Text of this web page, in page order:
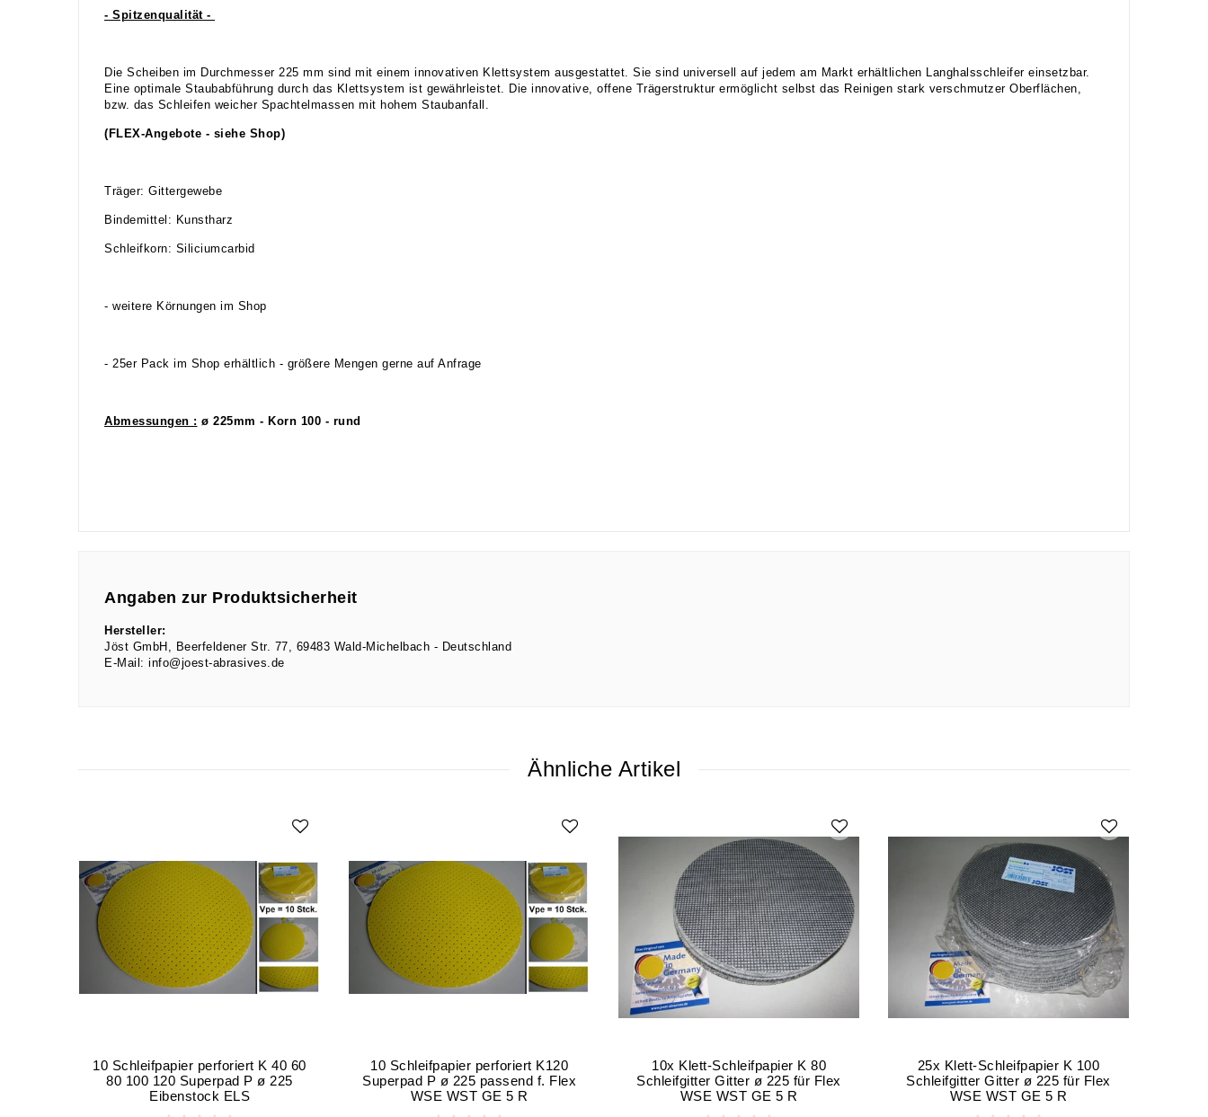
- Spitzenqualität -
Die Scheiben im Durchmesser 225 mm sind mit einem innovativen Klettsystem ausgestattet. Sie sind universell auf jedem am Markt erhältlichen Langhalsschleifer einsetzbar.
Eine optimale Staubabführung durch das Klettsystem ist gewährleistet. Die innovative, offene Trägerstruktur ermöglicht selbst das Reinigen stark verschmutzer Oberflächen,
bzw. das Schleifen weicher Spachtelmassen mit hohem Staubanfall.
(FLEX-Angebote - siehe Shop)
Träger: Gittergewebe
Bindemittel: Kunstharz
Schleifkorn: Siliciumcarbid
- weitere Körnungen im Shop
- 25er Pack im Shop erhältlich - größere Mengen gerne auf Anfrage
Abmessungen : ø 225mm - Korn 100 - rund
Angaben zur Produktsicherheit
Hersteller:
Jöst GmbH
Beerfeldener Str. 77 69483 Wald-Michelbach
Deutschland
E-Mail: info@joest-abrasives.de
Ähnliche Artikel
10 Schleifpapier perforiert K 40 60
80 100 120 Superpad P ø 225
Eibenstock ELS
10 Schleifpapier perforiert K120
Superpad P ø 225 passend f. Flex
WSE WST GE 5 R
10x Klett-Schleifpapier K 80
Schleifgitter Gitter ø 225 für Flex
WSE WST GE 5 R
25x Klett-Schleifpapier K 100
Schleifgitter Gitter ø 225 für Flex
WSE WST GE 5 R